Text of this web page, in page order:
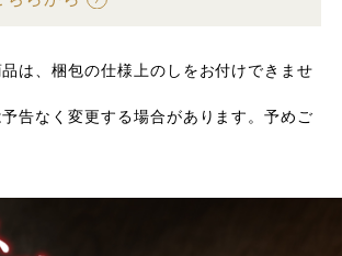
は、梱包の仕様上のしをお付けできませ
告なく変更する場合があります。予めご